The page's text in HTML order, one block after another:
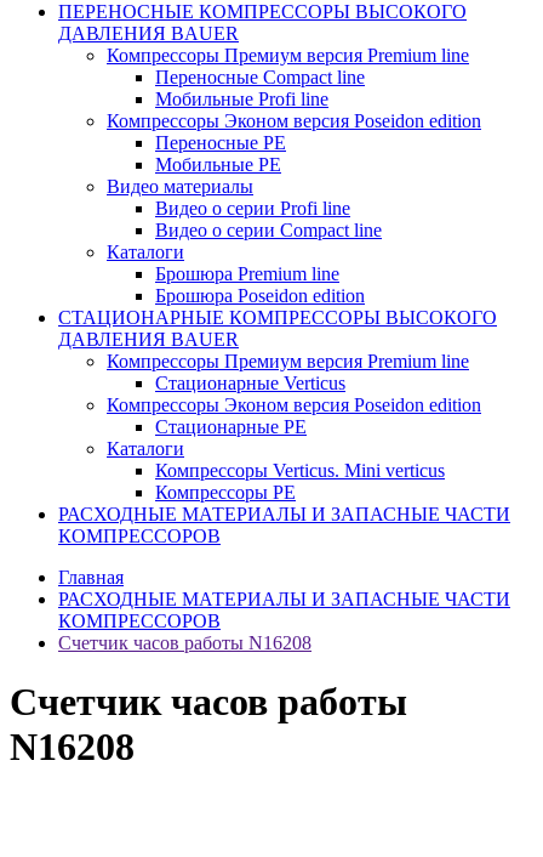
ПЕРЕНОСНЫЕ КОМПРЕССОРЫ ВЫСОКОГО
ДАВЛЕНИЯ BAUER
Компрессоры Премиум версия Premium line
Переносные Compact line
Мобильные Profi line
Компрессоры Эконом версия Poseidon edition
Переносные PE
Мобильные PE
Видео материалы
Видео о серии Profi line
Видео о серии Compact line
Каталоги
Брошюра Premium line
Брошюра Poseidon edition
СТАЦИОНАРНЫЕ КОМПРЕССОРЫ ВЫСОКОГО
ДАВЛЕНИЯ BAUER
Компрессоры Премиум версия Premium line
Стационарные Verticus
Компрессоры Эконом версия Poseidon edition
Стационарные PE
Каталоги
Компрессоры Verticus. Mini verticus
Компрессоры PE
РАСХОДНЫЕ МАТЕРИАЛЫ И ЗАПАСНЫЕ ЧАСТИ
КОМПРЕССОРОВ
Главная
РАСХОДНЫЕ МАТЕРИАЛЫ И ЗАПАСНЫЕ ЧАСТИ
КОМПРЕССОРОВ
Счетчик часов работы N16208
Счетчик часов работы
N16208